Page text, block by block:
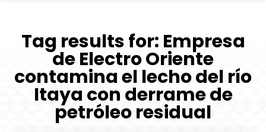
Tag results for: Empresa
de Electro Oriente
contamina el lecho del río
Itaya con derrame de
petróleo residual